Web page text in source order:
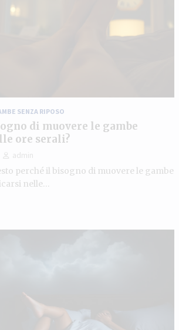
SENZA RIPOSO
di muovere le gambe
ore serali?
admin
perché il bisogno di muovere le gambe
nelle…